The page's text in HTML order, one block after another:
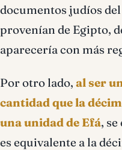
documentos judíos
provenían de Egipto,
aparecería con más
Por otro lado, al ser
cantidad que la
una unidad de Efá,
es equivalente a la